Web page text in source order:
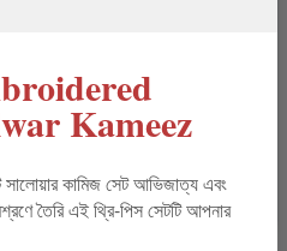
করুন Kameez
সালোয়ার কামিজ সেট আভিজাত্য এবং
তৈরি এই থ্রি-পিস সেটটি আপনার